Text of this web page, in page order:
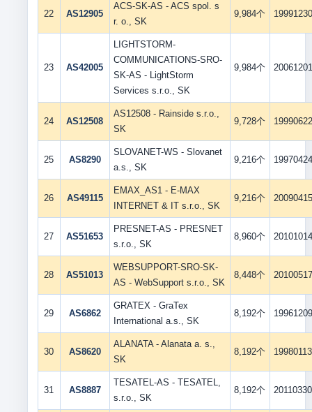
22 AS12905
ACS-SK-AS - ACS spol. s
r. o., SK
9,984个 19991230
23 AS42005
LIGHTSTORM-
COMMUNICATIONS-SRO-
SK-AS - LightStorm
Services s.r.o., SK
9,984个 20061201
24 AS12508
AS12508 - Rainside s.r.o.,
SK
9,728个 19990622
25 AS8290
SLOVANET-WS - Slovanet
a.s., SK
9,216个 19970424
26 AS49115
EMAX_AS1 - E-MAX
INTERNET & IT s.r.o., SK
9,216个 20090415
27 AS51653
PRESNET-AS - PRESNET
s.r.o., SK
8,960个 20101014
28 AS51013
WEBSUPPORT-SRO-SK-
AS - WebSupport s.r.o., SK
8,448个 20100517
29 AS6862
GRATEX - GraTex
International a.s., SK
8,192个 19961209
30 AS8620
ALANATA - Alanata a. s.,
SK
8,192个 19980113
31 AS8887
TESATEL-AS - TESATEL,
s.r.o., SK
8,192个 20110330